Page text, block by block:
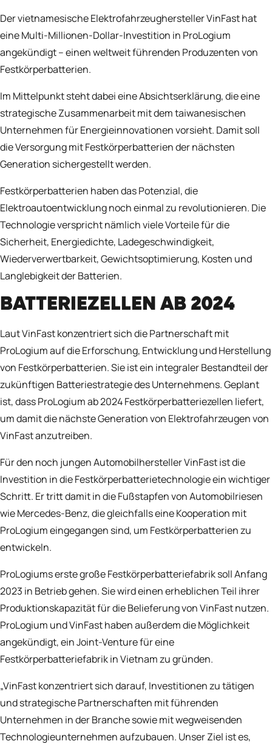
Der vietnamesische Elektrofahrzeughersteller VinFast hat
eine Multi-Millionen-Dollar-Investition in ProLogium
angekündigt – einen weltweit führenden Produzenten von
Festkörperbatterien.
Im Mittelpunkt steht dabei eine Absichtserklärung, die eine
strategische Zusammenarbeit mit dem taiwanesischen
Unternehmen für Energieinnovationen vorsieht. Damit soll
die Versorgung mit Festkörperbatterien der nächsten
Generation sichergestellt werden.
Festkörperbatterien haben das Potenzial, die
Elektroautoentwicklung noch einmal zu revolutionieren. Die
Technologie verspricht nämlich viele Vorteile für die
Sicherheit, Energiedichte, Ladegeschwindigkeit,
Wiederverwertbarkeit, Gewichtsoptimierung, Kosten und
Langlebigkeit der Batterien.
BATTERIEZELLEN AB 2024
Laut VinFast konzentriert sich die Partnerschaft mit
ProLogiumauf die Erforschung, Entwicklung und Herstellung
von Festkörperbatterien. Sie ist ein integraler Bestandteil der
zukünftigen Batteriestrategie des Unternehmens. Geplant
ist, dass ProLogium ab 2024 Festkörperbatteriezellen liefert,
um damit die nächste Generation von Elektrofahrzeugen von
VinFast anzutreiben.
Für den noch jungen Automobilhersteller VinFast ist die
Investition in die Festkörperbatterietechnologie ein wichtiger
Schritt. Er tritt damit in die Fußstapfen von Automobilriesen
wieMercedes-Benz, die gleichfalls eine Kooperation mit
ProLogium eingegangen sind, um Festkörperbatterien zu
entwickeln.
ProLogiums erste große Festkörperbatteriefabrik soll Anfang
2023 in Betrieb gehen. Sie wird einen erheblichen Teil ihrer
Produktionskapazität für die Belieferung von VinFast nutzen.
ProLogium und VinFast haben außerdem die Möglichkeit
angekündigt, ein Joint-Venture für eine
Festkörperbatteriefabrik in Vietnam zu gründen.
„VinFast konzentriert sich darauf, Investitionen zu tätigen
und strategische Partnerschaften mit führenden
Unternehmen in der Branche sowie mit wegweisenden
Technologieunternehmen aufzubauen. Unser Ziel ist es,